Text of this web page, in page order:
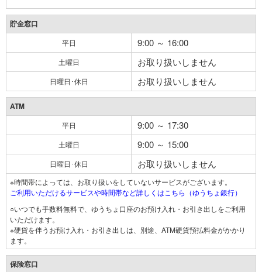
貯金窓口
平日 9:00 ～ 16:00
土曜日 お取り扱いしません
日曜日･休日 お取り扱いしません
ATM
平日 9:00 ～ 17:30
土曜日 9:00 ～ 15:00
日曜日･休日 お取り扱いしません
※時間帯によっては、お取り扱いをしていないサービスがございます。
ご利用いただけるサービスや時間帯など詳しくはこちら（ゆうちょ銀行）
○いつでも手数料無料で、ゆうちょ口座のお預け入れ・お引き出しをご利用
いただけます。
※硬貨を伴うお預け入れ・お引き出しは、別途、ATM硬貨預払料金がかかり
ます。
保険窓口